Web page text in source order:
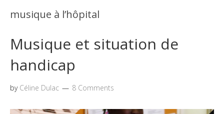
musique à l’hôpital
Musique et situation de
handicap
by Céline Dulac 8 Comments